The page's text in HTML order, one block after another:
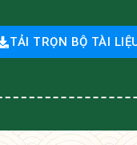
TẢI TRỌN BỘ TÀI